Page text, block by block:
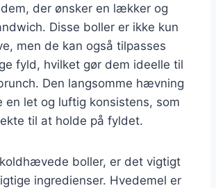
der ønsker en lækker og
Disse boller er ikke kun
men de kan også tilpasses
fyld, hvilket gør dem ideelle til
Den langsomme hævning
en let og luftig konsistens, som
til at holde på fyldet.
boller, er det vigtigt
ingredienser. Hvedemel er